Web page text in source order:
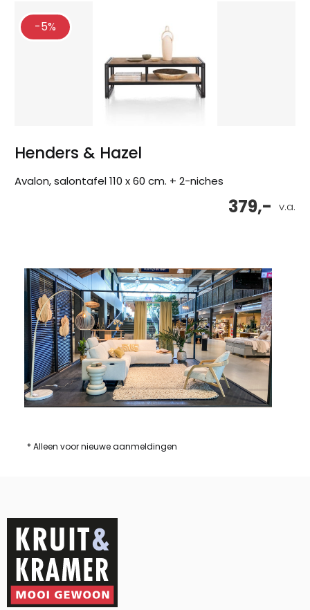
-5%
Henders & Hazel
Avalon, salontafel 110 x 60 cm. + 2-niches
v.a.
379,-
* Alleen voor nieuwe aanmeldingen